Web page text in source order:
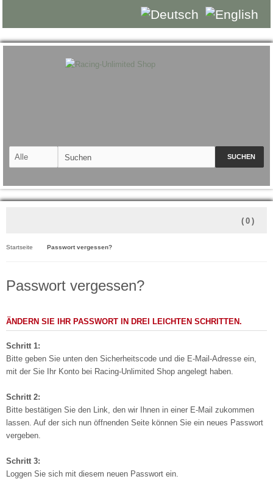
SUCHEN
( 0 )
Startseite Passwort vergessen?
Passwort vergessen?
ÄNDERN SIE IHR PASSWORT IN DREI LEICHTEN SCHRITTEN.
Schritt 1:
Bitte geben Sie unten den Sicherheitscode und die E-Mail-Adresse ein,
mit der Sie Ihr Konto bei Racing-Unlimited Shop angelegt haben.
Schritt 2:
Bitte bestätigen Sie den Link, den wir Ihnen in einer E-Mail zukommen
lassen. Auf der sich nun öffnenden Seite können Sie ein neues Passwort
vergeben.
Schritt 3:
Loggen Sie sich mit diesem neuen Passwort ein.